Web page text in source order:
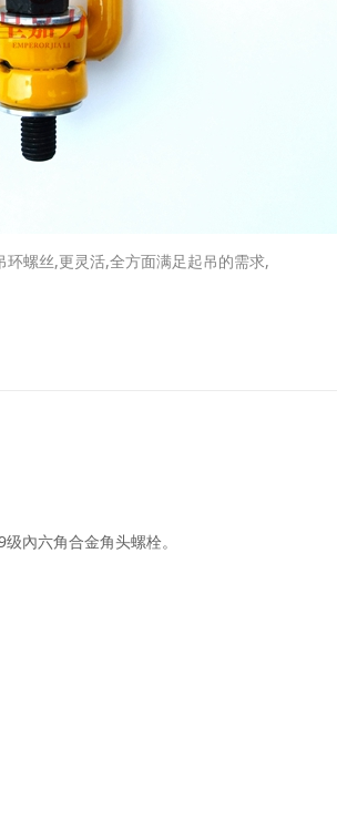
螺丝,更灵活,全方面满足起吊的需求,
內六角合金角头螺栓。